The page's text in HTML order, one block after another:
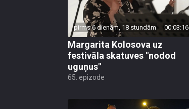
pirms 6 dienām, 18 stundām 00:03:16
Margarita Kolosova uz
festivāla skatuves "nodod
uguņus"
65. epizode